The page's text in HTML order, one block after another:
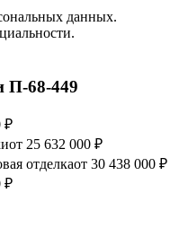
данных.
П-68-449
₽
от 25 632 000 ₽
отделкаот 30 438 000 ₽
₽